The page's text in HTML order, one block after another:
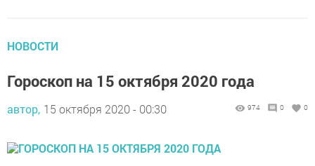
НОВОСТИ
Гороскоп на 15 октября 2020 года
автор, 15 октября 2020 - 00:30 974 0 0